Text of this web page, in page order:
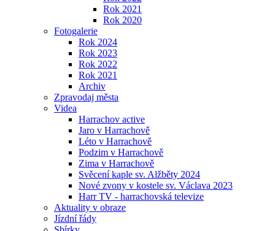
Rok 2021
Rok 2020
Fotogalerie
Rok 2024
Rok 2023
Rok 2022
Rok 2021
Archiv
Zpravodaj města
Videa
Harrachov active
Jaro v Harrachově
Léto v Harrachově
Podzim v Harrachově
Zima v Harrachově
Svěcení kaple sv. Alžběty 2024
Nové zvony v kostele sv. Václava 2023
Harr TV - harrachovská televize
Aktuality v obraze
Jízdní řády